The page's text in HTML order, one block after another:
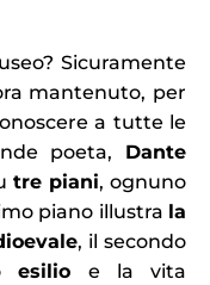
Sicuramente
mantenuto, per
a tutte le
poeta, Dante
tre piani, ognuno
piano illustra la
, il secondo
esilio e la vita